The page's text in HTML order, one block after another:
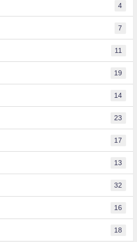
4
7
11
19
14
23
17
13
32
16
18